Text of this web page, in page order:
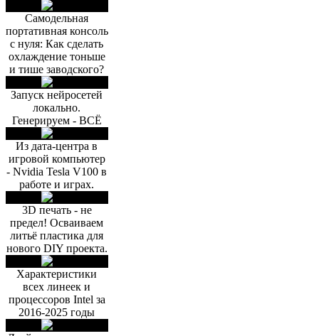
Самодельная
портативная консоль
с нуля: Как сделать
охлаждение тоньше
и тише заводского?
Запуск нейросетей
локально.
Генерируем - ВСЁ
Из дата-центра в
игровой компьютер
- Nvidia Tesla V100 в
работе и играх.
3D печать - не
предел! Осваиваем
литьё пластика для
нового DIY проекта.
Характеристики
всех линеек и
процессоров Intel за
2016-2025 годы